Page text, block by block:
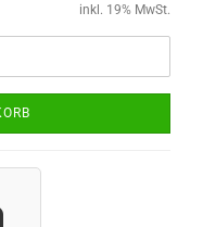
inkl. 19% MwSt.